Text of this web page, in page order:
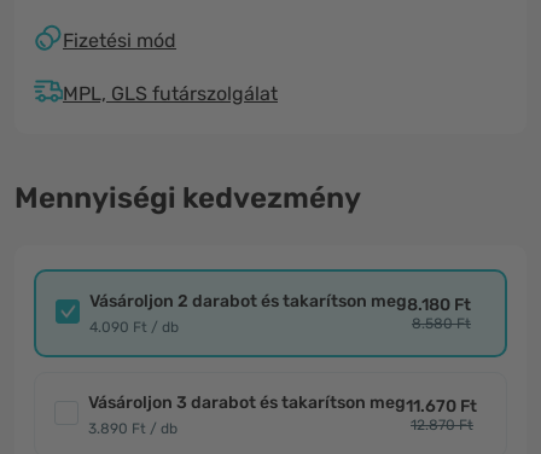
Fizetési mód
MPL, GLS futárszolgálat
Mennyiségi kedvezmény
Vásároljon 2 darabot és takarítson meg
4.090 Ft / db
8.180 Ft
8.580 Ft
Vásároljon 3 darabot és takarítson meg
3.890 Ft / db
11.670 Ft
12.870 Ft